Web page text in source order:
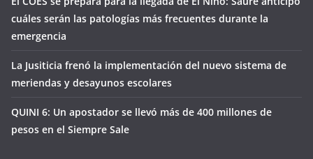
cuáles serán las patologías más frecuentes durante la
emergencia
La Jusiticia frenó la implementación del nuevo sistema de
meriendas y desayunos escolares
QUINI 6: Un apostador se llevó más de 400 millones de
pesos en el Siempre Sale